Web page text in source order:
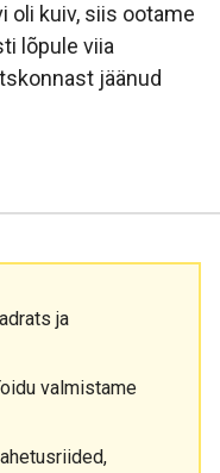
oli kuiv, siis ootame
lõpule viia
jäänud
ja
valmistame